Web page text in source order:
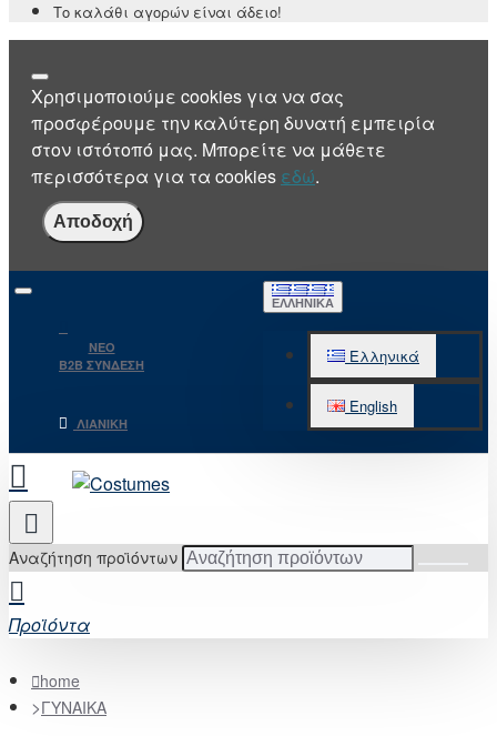
Το καλάθι αγορών είναι άδειο!
Χρησιμοποιούμε cookies για να σας
προσφέρουμε την καλύτερη δυνατή εμπειρία
στον ιστότοπό μας. Μπορείτε να μάθετε
περισσότερα για τα cookies εδώ.
Αποδοχή
NEO
B2B ΣΥΝΔΕΣΗ
ΛΙΑΝΙΚΉ
ΕΛΛΗΝΙΚΆ
Ελληνικά
English
Αναζήτηση προϊόντων
Προϊόντα
home
ΓΥΝΑΙΚΑ